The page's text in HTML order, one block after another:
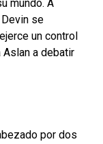
mundo. A
se
un control
a debatir
por dos